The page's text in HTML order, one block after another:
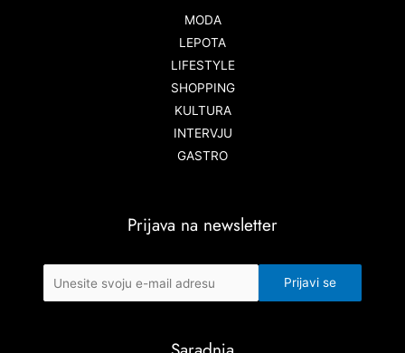
MODA
LEPOTA
LIFESTYLE
SHOPPING
KULTURA
INTERVJU
GASTRO
Prijava na newsletter